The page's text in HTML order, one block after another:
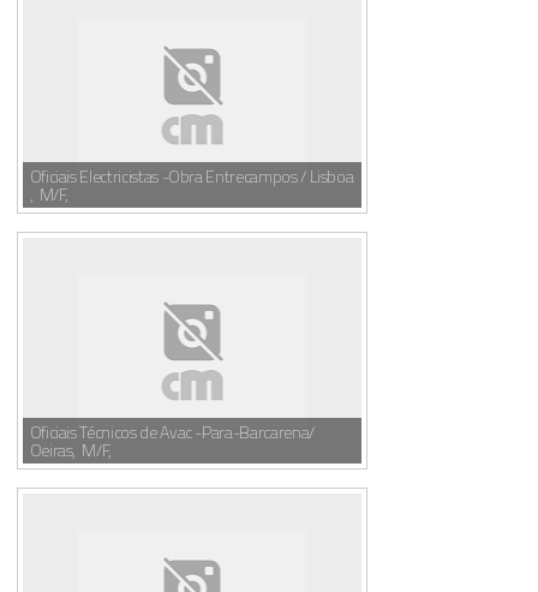
Oficiais Electricistas -Obra Entrecampos / Lisboa
, M/F,
Oficiais Técnicos de Avac -Para-Barcarena/
Oeiras, M/F,